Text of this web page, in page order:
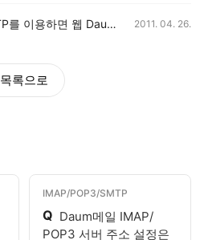
Daum메일 POP3/SMTP를 이용하면 웹 Daum메일에서 메일을 확인할 수 없나요? 2011. 04. 26.
목록으로
IMAP/POP3/SMTP
Q Daum메일 IMAP/
POP3 서버 주소 설정은